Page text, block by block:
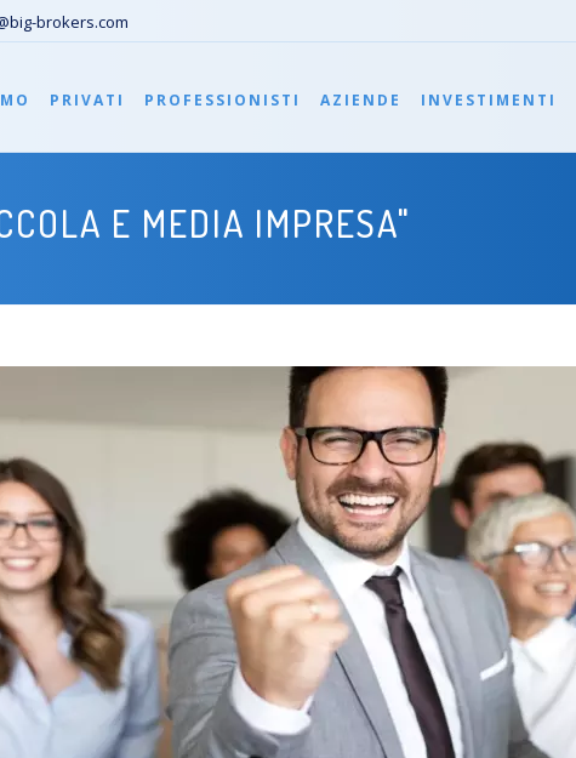
brokers.com
PRIVATI PROFESSIONISTI AZIENDE INVESTIMENTI
E MEDIA IMPRESA"